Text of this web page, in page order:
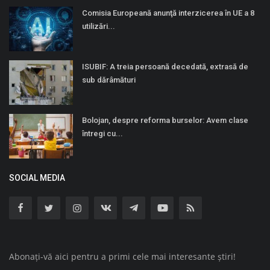
Comisia Europeană anunţă interzicerea în UE a 8
utilizări...
ISUBIF: A treia persoană decedată, extrasă de
sub dărâmături
Bolojan, despre reforma burselor: Avem clase
întregi cu...
SOCIAL MEDIA
Abonați-vă aici pentru a primi cele mai interesante știri!